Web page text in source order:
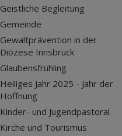
Geistliche Begleitung
Gemeinde
Gewaltprävention in der
Diözese Innsbruck
Glaubensfrühling
Heiliges Jahr 2025 - Jahr der
Hoffnung
Kinder- und Jugendpastoral
Kirche und Tourismus